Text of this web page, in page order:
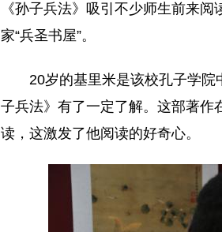
《孙子兵法》吸引不少师生前来
家“兵圣书屋”。
20岁的基里米是该校孔子学
子兵法》有了一定了解。这部著作
读，这激发了他阅读的好奇心。